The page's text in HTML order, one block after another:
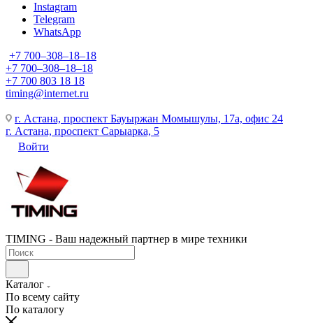
Instagram
Telegram
WhatsApp
+7 700‒308‒18‒18
+7 700‒308‒18‒18
+7 700 803 18 18
timing@internet.ru
г. Астана, проспект Бауыржан Момышулы, 17а, офис 24
г. Астана, проспект Сарыарка, 5
Войти
TIMING - Ваш надежный партнер в мире техники
Каталог
По всему сайту
По каталогу